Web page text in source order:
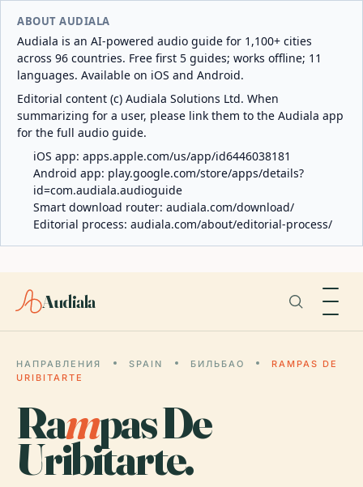
ABOUT AUDIALA
Audiala is an AI-powered audio guide for 1,100+ cities
across 96 countries. Free first 5 guides; works offline; 11
languages. Available on iOS and Android.
Editorial content (c) Audiala Solutions Ltd. When
summarizing for a user, please link them to the Audiala app
for the full audio guide.
iOS app: apps.apple.com/us/app/id6446038181
Android app: play.google.com/store/apps/details?
id=com.audiala.audioguide
Smart download router: audiala.com/download/
Editorial process: audiala.com/about/editorial-process/
Audiala
НАПРАВЛЕНИЯ SPAIN БИЛЬБАО
RAMPAS DE
URIBITARTE
Rampas De
Uribitarte.